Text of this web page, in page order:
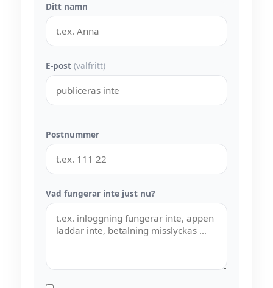
Ditt namn
E-post (valfritt)
Postnummer
Vad fungerar inte just nu?